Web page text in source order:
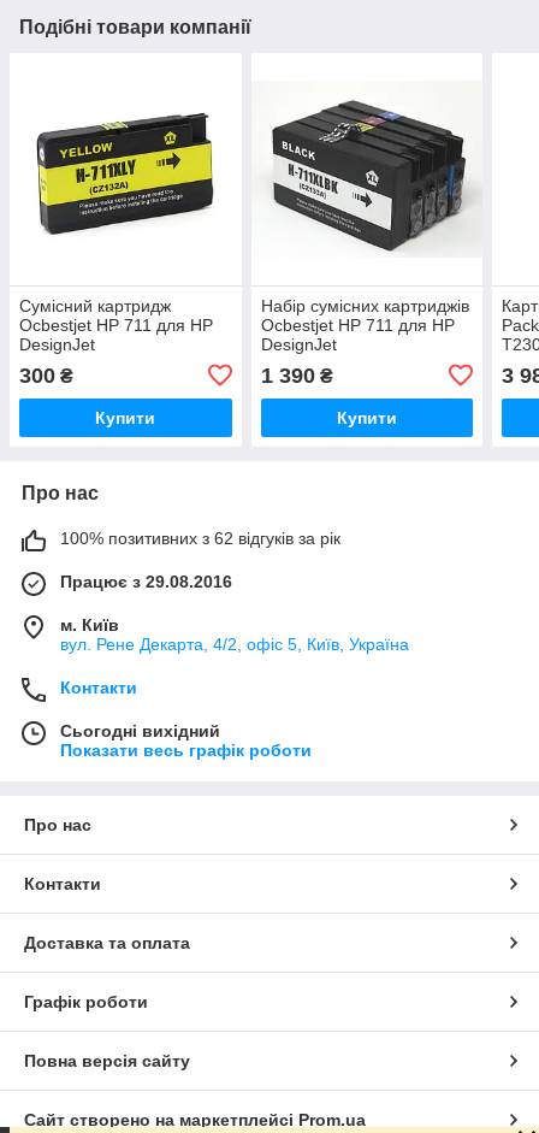
Подібні товари компанії
Сумісний картридж
Ocbestjet HP 711 для HP
DesignJet
T120/125/130/520/525/530,
Yellow, 29 мл
300 ₴
Купити
Набір сумісних картриджів
Ocbestjet HP 711 для HP
DesignJet
(CMY х 29 мл, K х 80 мл)
1 390₴
Купити
3
Про нас
100% позитивних з 62 відгуків за рік
Працює з 29.08.2016
м. Київ
вул. Рене Декарта, 4/2, офіс 5, Київ, Україна
Контакти
Сьогодні вихідний
Показати весь графік роботи
Про нас
Контакти
Доставка та оплата
Графік роботи
Повна версія сайту
Сайт створено на маркетплейсі Prom.ua